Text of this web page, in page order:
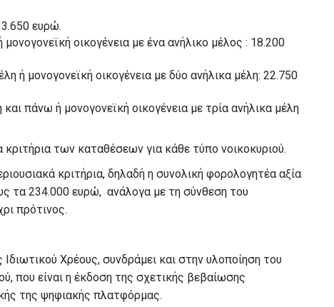
ευρώ.
οικογένεια με ένα ανήλικο μέλος : 18.200
ή μονογονεϊκή οικογένεια με δύο ανήλικα μέλη: 22.750
πάνω ή μονογονεϊκή οικογένεια με τρία ανήλικα μέλη
των καταθέσεων για κάθε τύπο νοικοκυριού.
κριτήρια, δηλαδή η συνολική φορολογητέα αξία
τα 234.000 ευρώ, ανάλογα με τη σύνθεση του
πρότινος.
Ιδιωτικού Χρέους, συνδράμει και στην υλοποίηση του
είναι η έκδοση της σχετικής βεβαίωσης
της ψηφιακής πλατφόρμας.